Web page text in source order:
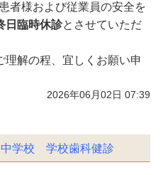
者様および従業員の安全を
日臨時休診とさせていただ
解の程、宜しくお願い申
2026年06月02日 07:39
学校 学校歯科健診